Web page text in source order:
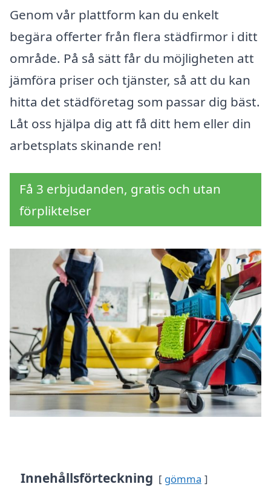
Genom vår plattform kan du enkelt
begära offerter från flera städfirmor i ditt
område. På så sätt får du möjligheten att
jämföra priser och tjänster, så att du kan
hitta det städföretag som passar dig bäst.
Låt oss hjälpa dig att få ditt hem eller din
arbetsplats skinande ren!
Få 3 erbjudanden, gratis och utan
förpliktelser
Innehållsförteckning gömma